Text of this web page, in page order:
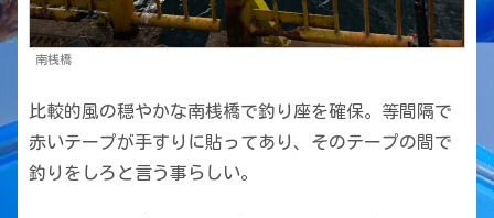
南桟橋
比較的風の穏やかな南桟橋で釣り座を確保。等間隔で
赤いテープが手すりに貼ってあり、そのテープの間で
釣りをしろと言う事らしい。